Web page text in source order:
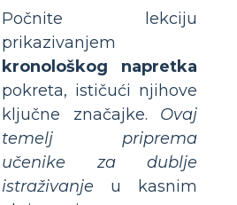
Počnite lekciju
prikazivanjem
kronološkog napretka
pokreta, ističući njihove
ključne značajke. Ovaj
temelj priprema
učenike za dublje
istraživanje u kasnim